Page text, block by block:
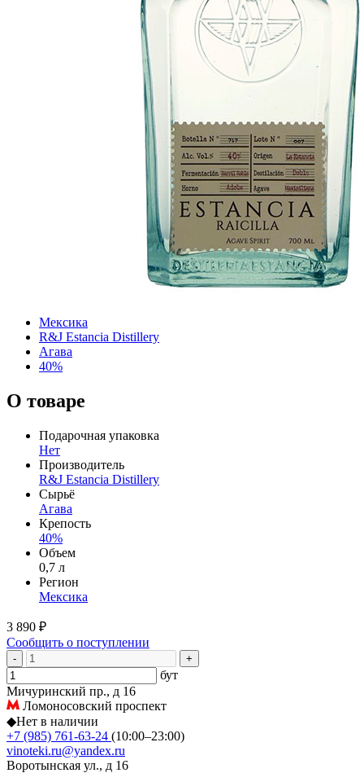
Мексика
R&J Estancia Distillery
Агава
40%
О товаре
Подарочная упаковка
Нет
Производитель
R&J Estancia Distillery
Сырьё
Агава
Крепость
40%
Объем
0,7 л
Регион
Мексика
3 890 ₽
Сообщить о поступлении
- +
бут
Мичуринский пр., д 16
Ломоносовский проспект
◆Нет в наличии
+7 (985) 761-63-24 (10:00–23:00)
vinoteki.ru@yandex.ru
Воротынская ул., д 16